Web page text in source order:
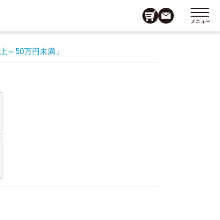
メニュー
～50万円未満」